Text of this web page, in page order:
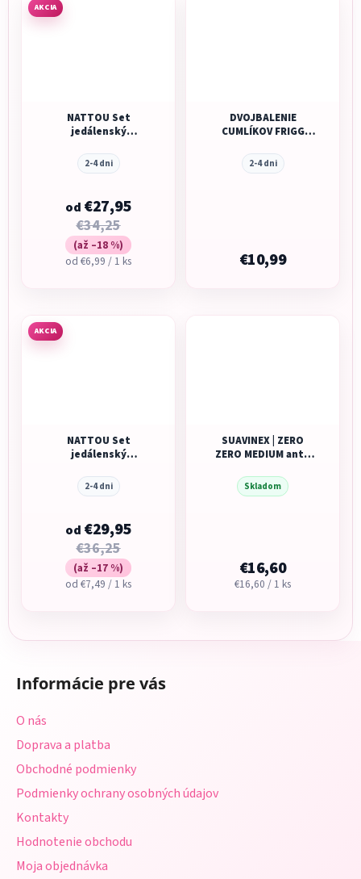
AKCIA
NATTOU Set
jedálenský
2-4 dni
od €27,95
€34,25
(až –18 %)
Jednotková
od €6,99 / 1 ks
DVOJBALENIE
CUMLÍKOV FRIGG
SAGE, 0-6M, KAUČUK
2-4 dni
€10,99
AKCIA
NATTOU Set
jedálenský
podbradníkom 4 ks
2-4 dni
od €29,95
€36,25
(až –17 %)
Jednotková
od €7,49 / 1 ks
SUAVINEX | ZERO
ZERO MEDIUM anti-
S
Skladom
€16,60
Jednotková
€16,60 / 1 ks
Informácie pre vás
O nás
Doprava a platba
Obchodné podmienky
Podmienky ochrany osobných údajov
Kontakty
Hodnotenie obchodu
Moja objednávka